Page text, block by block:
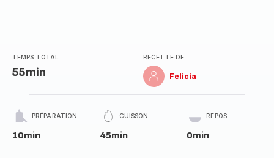
TEMPS TOTAL
55min
RECETTE DE
Felicia
PRÉPARATION
10min
CUISSON
45min
REPOS
0min